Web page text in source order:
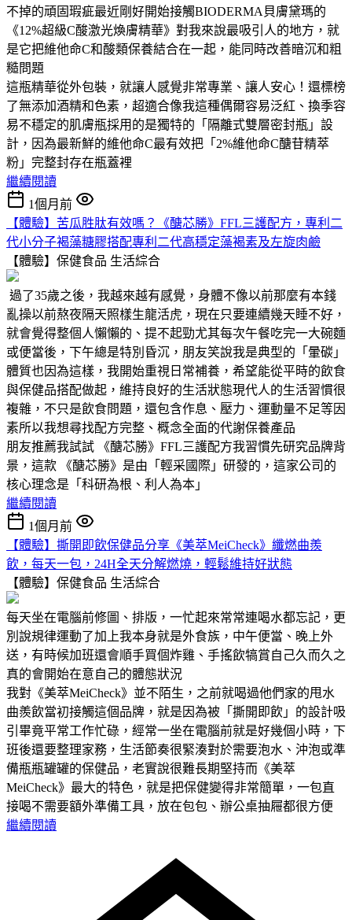
不掉的頑固瑕疵最近剛好開始接觸BIODERMA貝膚黛瑪的
《12%超級C酸激光煥膚精華》對我來說最吸引人的地方，就
是它把維他命C和酸類保養結合在一起，能同時改善暗沉和粗
糙問題
這瓶精華從外包裝，就讓人感覺非常專業、讓人安心！還標榜
了無添加酒精和色素，超適合像我這種偶爾容易泛紅、換季容
易不穩定的肌膚瓶採用的是獨特的「隔離式雙層密封瓶」設
計，因為最新鮮的維他命C最有效把「2%維他命C醣苷精萃
粉」完整封存在瓶蓋裡
繼續閱讀
1個月前
【體驗】苦瓜胜肽有效嗎？《醣芯勝》FFL三護配方，專利二
代小分子褐藻糖膠搭配專利二代高穩定藻褐素及左旋肉鹼
【體驗】保健食品 生活綜合
過了35歲之後，我越來越有感覺，身體不像以前那麼有本錢
亂操以前熬夜隔天照樣生龍活虎，現在只要連續幾天睡不好，
就會覺得整個人懶懶的、提不起勁尤其每次午餐吃完一大碗麵
或便當後，下午總是特別昏沉，朋友笑說我是典型的「暈碳」
體質也因為這樣，我開始重視日常補養，希望能從平時的飲食
與保健品搭配做起，維持良好的生活狀態現代人的生活習慣很
複雜，不只是飲食問題，還包含作息、壓力、運動量不足等因
素所以我想尋找配方完整、概念全面的代謝保養產品
朋友推薦我試試 《醣芯勝》FFL三護配方我習慣先研究品牌背
景，這款 《醣芯勝》是由「輕采國際」研發的，這家公司的
核心理念是「科研為根、利人為本」
繼續閱讀
1個月前
【體驗】撕開即飲保健品分享《美萃MeiCheck》纖燃曲羨
飲，每天一包，24H全天分解燃燒，輕鬆維持好狀態
【體驗】保健食品 生活綜合
每天坐在電腦前修圖、排版，一忙起來常常連喝水都忘記，更
別說規律運動了加上我本身就是外食族，中午便當、晚上外
送，有時候加班還會順手買個炸雞、手搖飲犒賞自己久而久之
真的會開始在意自己的體態狀況
我對《美萃MeiCheck》並不陌生，之前就喝過他們家的甩水
曲羨飲當初接觸這個品牌，就是因為被「撕開即飲」的設計吸
引畢竟平常工作忙碌，經常一坐在電腦前就是好幾個小時，下
班後還要整理家務，生活節奏很緊湊對於需要泡水、沖泡或準
備瓶瓶罐罐的保健品，老實說很難長期堅持而《美萃
MeiCheck》最大的特色，就是把保健變得非常簡單，一包直
接喝不需要額外準備工具，放在包包、辦公桌抽屜都很方便
繼續閱讀